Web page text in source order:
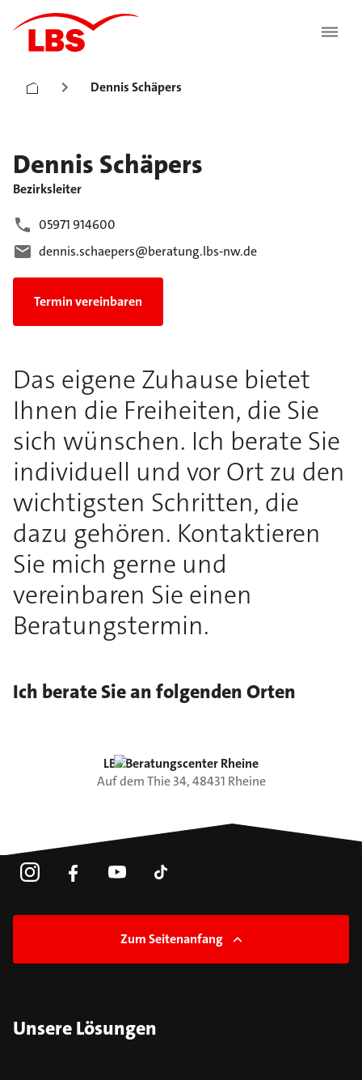
Dennis Schäpers
Dennis Schäpers
Bezirksleiter
05971 914600
dennis.schaepers@beratung.lbs-nw.de
Termin vereinbaren
Das eigene Zuhause bietet
Ihnen die Freiheiten, die Sie
sich wünschen. Ich berate Sie
individuell und vor Ort zu den
wichtigsten Schritten, die
dazu gehören. Kontaktieren
Sie mich gerne und
vereinbaren Sie einen
Beratungstermin.
Ich berate Sie an folgenden Orten
LBS Beratungscenter Rheine
Auf dem Thie 34,48431 Rheine
Zum Seitenanfang
Unsere Lösungen